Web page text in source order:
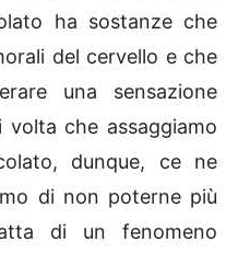
ha sostanze che
del cervello e che
una sensazione
volta che assaggiamo
dunque, ce ne
di non poterne più
di un fenomeno